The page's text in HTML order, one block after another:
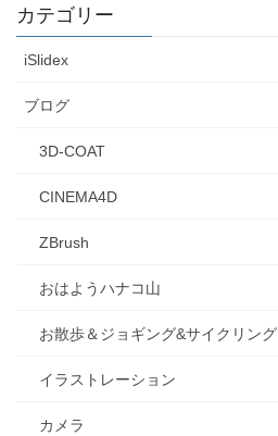
カテゴリー
iSlidex
ブログ
3D-COAT
CINEMA4D
ZBrush
おはようハナコ山
お散歩＆ジョギング&サイクリング
イラストレーション
カメラ